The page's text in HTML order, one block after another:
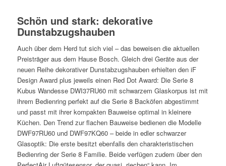
Schön und stark: dekorative
Dunstabzugshauben
Auch über dem Herd tut sich viel – das beweisen die aktuellen
Preisträger aus dem Hause Bosch. Gleich drei Geräte aus der
neuen Reihe dekorativer Dunstabzugshauben erhielten den iF
Design Award plus jeweils einen Red Dot Award: Die Serie 8
Kubus Wandesse DWI37RU60 mit schwarzem Glaskorpus ist mit
ihrem Bedienring perfekt auf die Serie 8 Backöfen abgestimmt
und passt mit ihrer kompakten Bauweise optimal in kleinere
Küchen. Den Trend zur flachen Bauweise bedienen die Modelle
DWF97RU60 und DWF97KQ60 – beide in edler schwarzer
Glasoptik: Die erste besitzt ebenfalls den charakteristischen
Bedienring der Serie 8 Familie. Beide verfügen zudem über den